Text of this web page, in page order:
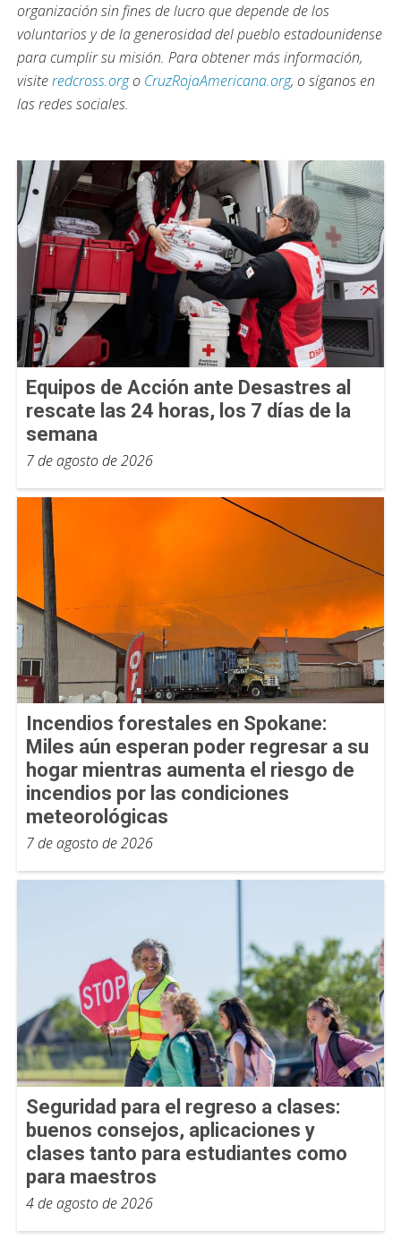
organización sin fines de lucro que depende de los
voluntarios y de la generosidad del pueblo estadounidense
para cumplir su misión. Para obtener más información,
visiteredcross.orgo CruzRojaAmericana.org, o síganos en
las redes sociales.
Equipos de Acción ante Desastres al
rescate las 24 horas, los 7 días de la
semana
7 de agosto de 2026
Incendios forestales en Spokane:
Miles aún esperan poder regresar a su
hogar mientras aumenta el riesgo de
incendios por las condiciones
meteorológicas
7 de agosto de 2026
Seguridad para el regreso a clases:
buenos consejos, aplicaciones y
clases tanto para estudiantes como
para maestros
4 de agosto de 2026